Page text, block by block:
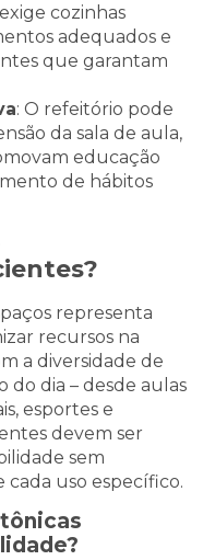
cozinhas
adequados e
que garantam
: O refeitório pode
da sala de aula,
educação
de hábitos
representa
recursos na
a diversidade de
do dia – desde aulas
esportes e
devem ser
sem
uso específico.